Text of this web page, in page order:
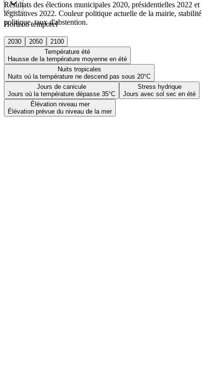
Horizon temporel
2030 2050
2100
Température été
Hausse de la température moyenne en été
Nuits tropicales
Nuits où la température ne descend pas sous 20°C
Jours de canicule
Jours où la température dépasse 35°C
Stress hydrique
Jours avec sol sec en été
Élévation niveau mer
Élévation prévue du niveau de la mer
Résultats des élections municipales 2020, présidentielles 2022 et
législatives 2022. Couleur politique actuelle de la mairie, stabilité
politique, taux d'abstention.